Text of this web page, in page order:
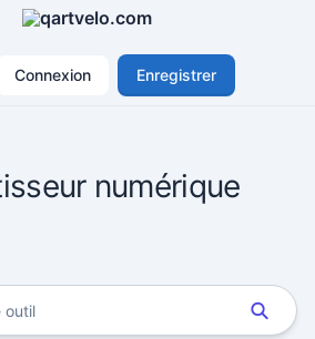
Connexion Enregistrer
numérique